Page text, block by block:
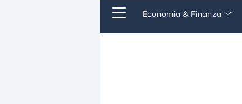
Economia & Finanza